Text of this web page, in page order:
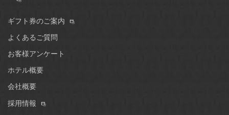
ギフト券のご案内
よくあるご質問
お客様アンケート
ホテル概要
会社概要
採用情報